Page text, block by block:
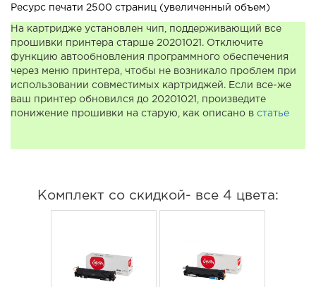
Ресурс печати 2500 страниц (увеличенный объем)
На картридже установлен чип, поддерживающий все
прошивки принтера старше 20201021. Отключите
функцию автообновления программного обеспечения
через меню принтера, чтобы не возникало проблем при
использовании совместимых картриджей. Если все-же
ваш принтер обновился до 20201021, произведите
понижение прошивки на старую, как описано в статье
Комплект со скидкой- все 4 цвета: